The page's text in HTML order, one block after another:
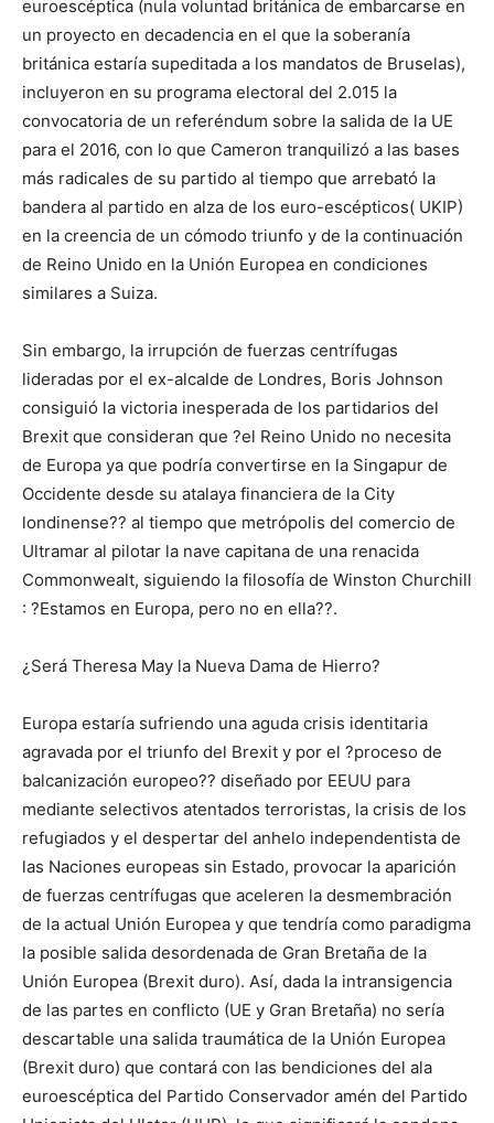
euroescéptica (nula voluntad británica de embarcarse en
un proyecto en decadencia en el que la soberanía
británica estaría supeditada a los mandatos de Bruselas),
incluyeron en su programa electoral del 2.015 la
convocatoria de un referéndum sobre la salida de la UE
para el 2016, con lo que Cameron tranquilizó a las bases
más radicales de su partido al tiempo que arrebató la
bandera al partido en alza de los euro-escépticos( UKIP)
en la creencia de un cómodo triunfo y de la continuación
de Reino Unido en la Unión Europea en condiciones
similares a Suiza.
Sin embargo, la irrupción de fuerzas centrífugas
lideradas por el ex-alcalde de Londres, Boris Johnson
consiguió la victoria inesperada de los partidarios del
Brexit que consideran que ?el Reino Unido no necesita
de Europa ya que podría convertirse en la Singapur de
Occidente desde su atalaya financiera de la City
londinense?? al tiempo que metrópolis del comercio de
Ultramar al pilotar la nave capitana de una renacida
Commonwealt, siguiendo la filosofía de Winston Churchill
: ?Estamos en Europa, pero no en ella??.
¿Será Theresa May la Nueva Dama de Hierro?
Europa estaría sufriendo una aguda crisis identitaria
agravada por el triunfo del Brexit y por el ?proceso de
balcanización europeo?? diseñado por EEUU para
mediante selectivos atentados terroristas, la crisis de los
refugiados y el despertar del anhelo independentista de
las Naciones europeas sin Estado, provocar la aparición
de fuerzas centrífugas que aceleren la desmembración
de la actual Unión Europea y que tendría como paradigma
la posible salida desordenada de Gran Bretaña de la
Unión Europea (Brexit duro). Así, dada la intransigencia
de las partes en conflicto (UE y Gran Bretaña) no sería
descartable una salida traumática de la Unión Europea
(Brexit duro) que contará con las bendiciones del ala
euroescéptica del Partido Conservador amén del Partido